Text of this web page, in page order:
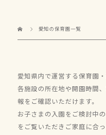
愛知の保育園一覧
愛知県内で運営する保育園
各施設の所在地や開園時間
報をご確認いただけます。
お子さまの入園をご検討中
をご覧いただきご家庭に合